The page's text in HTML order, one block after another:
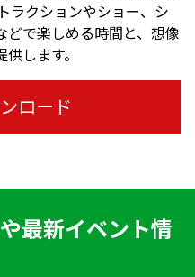
ラクションやショー、シ
どで楽しめる時間と、想像
します。
ロード
最新イベント情